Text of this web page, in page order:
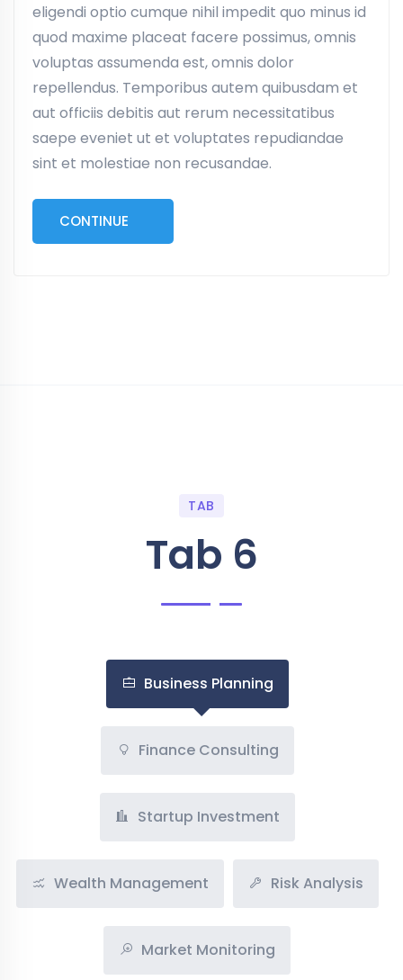
eligendi optio cumque nihil impedit quo minus id
quod maxime placeat facere possimus, omnis
voluptas assumenda est, omnis dolor
repellendus. Temporibus autem quibusdam et
aut officiis debitis aut rerum necessitatibus
saepe eveniet ut et voluptates repudiandae
sint et molestiae non recusandae.
CONTINUE
TAB
Tab 6
Business Planning
Finance Consulting
Startup Investment
Wealth Management Risk Analysis
Market Monitoring